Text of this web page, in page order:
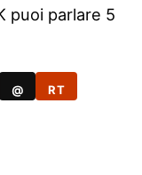
puoi parlare 5
@ RT